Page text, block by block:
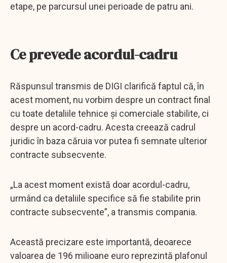
etape, pe parcursul unei perioade de patru ani.
Ce prevede acordul-cadru
Răspunsul transmis de DIGI clarifică faptul că, în
acest moment, nu vorbim despre un contract final
cu toate detaliile tehnice și comerciale stabilite, ci
despre un acord-cadru. Acesta creează cadrul
juridic în baza căruia vor putea fi semnate ulterior
contracte subsecvente.
„La acest moment există doar acordul-cadru,
urmând ca detaliile specifice să fie stabilite prin
contracte subsecvente”, a transmis compania.
Această precizare este importantă, deoarece
valoarea de 196 milioane euro reprezintă plafonul